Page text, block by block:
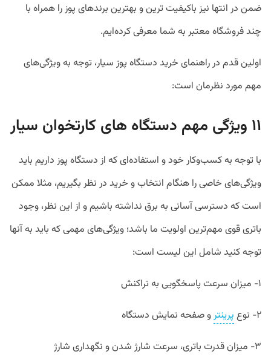
ضمن در انتها نیز باکیفیت ترین و بهترین برندهای پوز را همراه با
چند فروشگاه معتبر به شما معرفی کرده‌ایم.
اولین قدم در راهنمای خرید دستگاه پوز سیار، توجه به ویژگی‌های
مهم مورد نظرمان است:
۱۱ ویژگی مهم دستگاه های کارتخوان سیار
با توجه به کسب‌وکار خود و استفاده‌ای که از دستگاه پوز داریم باید
ویژگی‌های خاصی را هنگام انتخاب و خرید در نظر بگیریم، مثلا ممکن
است که دسترسی آسانی به برق نداشته باشیم و از این نظر، وجود
باتری قوی مهم‌ترین اولویت ما باشد؛ ویژگی‌های مهمی که باید به آنها
توجه کنید شامل این لیست است:
۱- میزان سرعت پاسخگویی به تراکنش
۲- نوع پرینترو صفحه نمایش دستگاه
۳- میزان قدرت باتری، سرعت شارژ شدن و نگهداری شارژ